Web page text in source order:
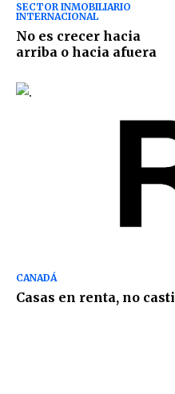
SECTOR INMOBILIARIO
INTERNACIONAL
No es crecer hacia
arriba o hacia afuera
CANADÁ
Casas en renta, no